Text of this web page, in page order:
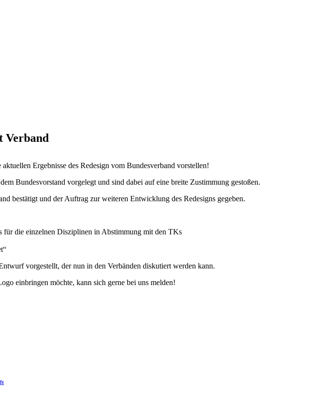
Verband
Ergebnisse des Redesign vom Bundesverband vorstellen!
Bundesvorstand vorgelegt und sind dabei auf eine breite Zustimmung gestoßen.
bestätigt und der Auftrag zur weiteren Entwicklung des Redesigns gegeben.
für die einzelnen Disziplinen in Abstimmung mit den TKs
vorgestellt, der nun in den Verbänden diskutiert werden kann.
einbringen möchte, kann sich gerne bei uns melden!